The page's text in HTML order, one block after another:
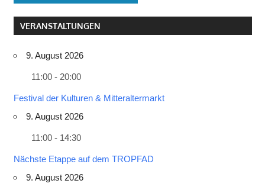
VERANSTALTUNGEN
9. August 2026
11:00 - 20:00
Festival der Kulturen & Mitteraltermarkt
9. August 2026
11:00 - 14:30
Nächste Etappe auf dem TROPFAD
9. August 2026